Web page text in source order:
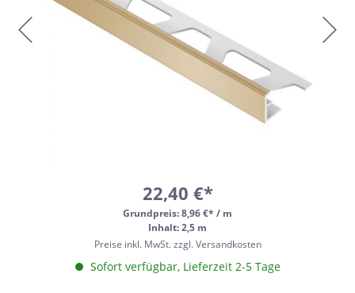
22,40 €*
Grundpreis:8,96 €* / m
Inhalt: 2,5 m
Preise inkl. MwSt. zzgl. Versandkosten
Sofort verfügbar, Lieferzeit 2-5 Tage